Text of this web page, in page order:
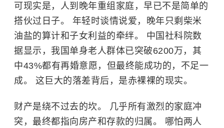
可现实是，人到晚年重组家庭，早已不是简单的
搭伙过日子。 年轻时谈情说爱，晚年只剩柴米
油盐的算计和子女利益的牵绊。 中国社科院数
据显示，我国单身老人群体已突破6200万，其
中43%都有再婚意愿，但最终能成功的，不足一
成。 这巨大的落差背后，是赤裸裸的现实。
财产是绕不过去的坎。 几乎所有激烈的家庭冲
突，最终都指向房产和存款的归属。 哪怕两人